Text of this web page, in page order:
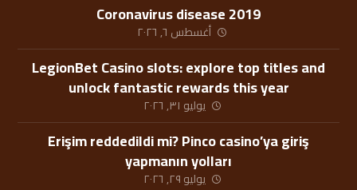
Coronavirus disease 2019
أغسطس ٦, ٢٠٢٦
LegionBet Casino slots: explore top titles and
unlock fantastic rewards this year
يوليو ٣١, ٢٠٢٦
Erişim reddedildi mi? Pinco casino’ya giriş
yapmanın yolları
يوليو ٢٩, ٢٠٢٦